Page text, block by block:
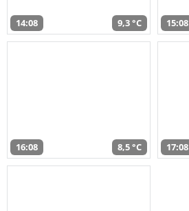
14:08 9,3 °C 15:08
16:08 8,5 °C 17:08